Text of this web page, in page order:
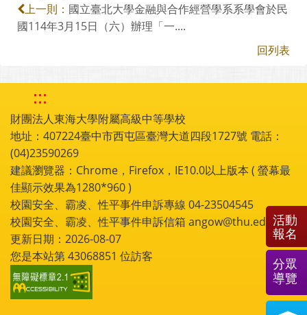
上一則： 國立臺北大學金融與合作經營學系系學會於民
國114年3月15日（六）辦理「一....
回列表
:::
財團法人東海大學附屬高級中等學校
地址：407224臺中市西屯區臺灣大道四段1727號 電話：
(04)23590269
建議瀏覽器：Chrome，Firefox，IE10.0以上版本 ( 螢幕最
佳顯示效果為1280*960 )
校園安全、霸凌、性平事件申訴專線 04-23504545
校園安全、霸凌、性平事件申訴信箱 angow@thu.edu.tw
更新日期：2026-08-07
您是本站第43068851 位訪客
活動
報名
分眾
導覽